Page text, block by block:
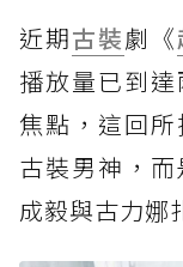
近期古裝劇《
播放量已到
焦點，這回
古裝男神，
成毅與古力娜